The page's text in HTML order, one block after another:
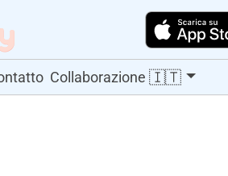
Collaborazione 🇮🇹